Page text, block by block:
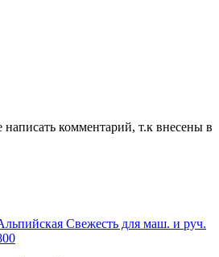
комментарий, т.к внесены в